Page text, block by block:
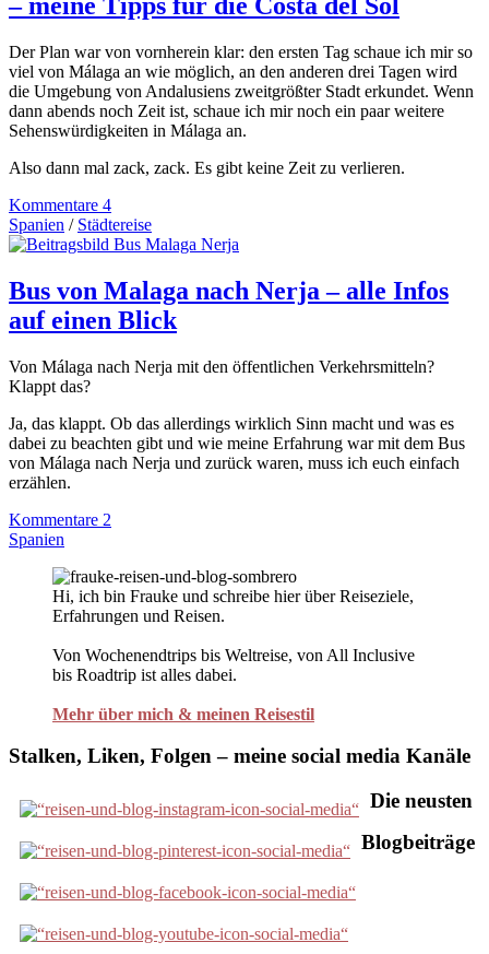
Der Plan war von vornherein klar: den ersten Tag schaue ich mir so
viel von Málaga an wie möglich, an den anderen drei Tagen wird
die Umgebung von Andalusiens zweitgrößter Stadt erkundet. Wenn
dann abends noch Zeit ist, schaue ich mir noch ein paar weitere
Sehenswürdigkeiten in Málaga an.
Also dann mal zack, zack. Es gibt keine Zeit zu verlieren.
Kommentare 4
Spanien / Städtereise
Bus von Malaga nach Nerja – alle Infos
auf einen Blick
Von Málaga nach Nerja mit den öffentlichen Verkehrsmitteln?
Klappt das?
Ja, das klappt. Ob das allerdings wirklich Sinn macht und was es
dabei zu beachten gibt und wie meine Erfahrung war mit dem Bus
von Málaga nach Nerja und zurück waren, muss ich euch einfach
erzählen.
Kommentare 2
Spanien
Hi, ich bin Frauke und schreibe hier über Reiseziele,
Erfahrungen und Reisen.
Von Wochenendtrips bis Weltreise, von All Inclusive
bis Roadtrip ist alles dabei.
Mehr über mich & meinen Reisestil
Stalken, Liken, Folgen – meine social media Kanäle
Die neusten
Blogbeiträge